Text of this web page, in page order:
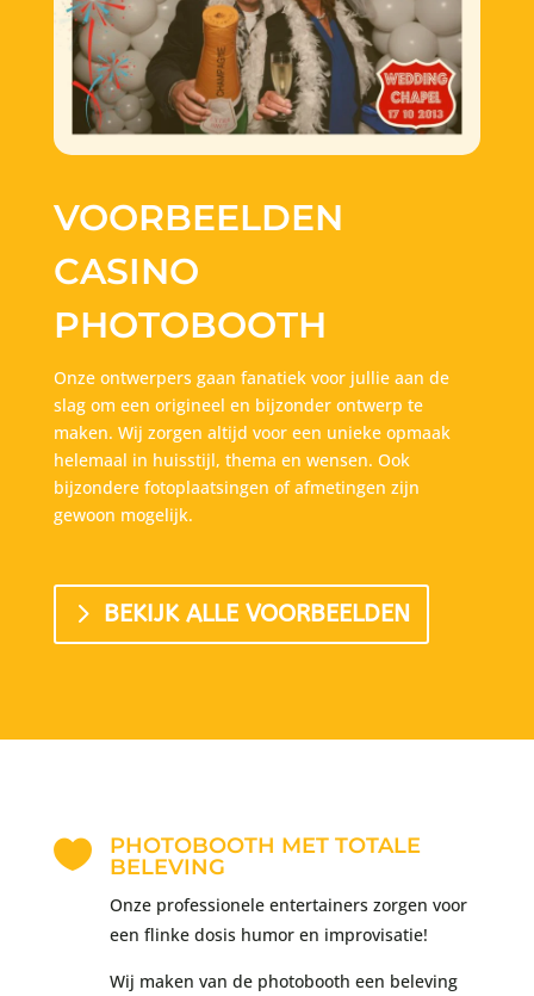
VOORBEELDEN
CASINO
PHOTOBOOTH
Onze ontwerpers gaan fanatiek voor jullie aan de
slag om een origineel en bijzonder ontwerp te
maken. Wij zorgen altijd voor een unieke opmaak
helemaal in huisstijl, thema en wensen. Ook
bijzondere fotoplaatsingen of afmetingen zijn
gewoon mogelijk.
BEKIJK ALLE VOORBEELDEN

PHOTOBOOTH MET TOTALE
BELEVING
Onze professionele entertainers zorgen voor
een flinke dosis humor en improvisatie!
Wij maken van de photobooth een beleving